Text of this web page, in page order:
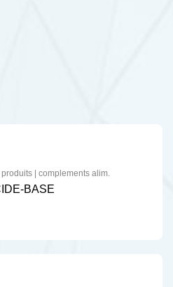
| complements alim.
BASE